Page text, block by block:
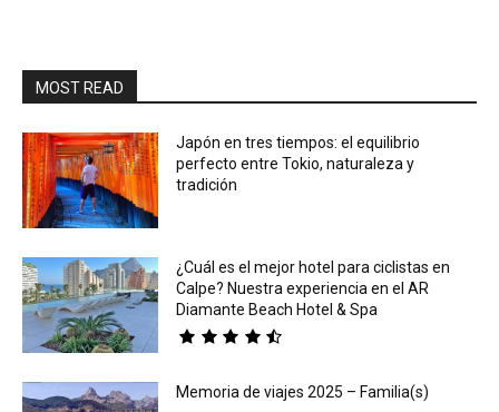
MOST READ
Japón en tres tiempos: el equilibrio
perfecto entre Tokio, naturaleza y
tradición
¿Cuál es el mejor hotel para ciclistas en
Calpe? Nuestra experiencia en el AR
Diamante Beach Hotel & Spa
Memoria de viajes 2025 – Familia(s)